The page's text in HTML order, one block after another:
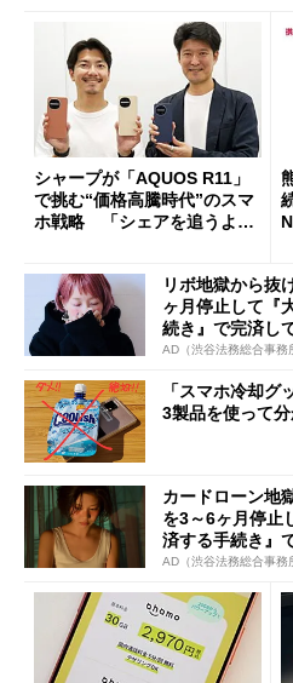
シャープが「AQUOS R11」
で挑む“価格高騰時代”のスマ
ホ戦略 「シェアを追うより
リボ地獄から抜
ヶ月停止して『
続き』で完済し
AD（渋谷法務総合事務
「スマホ冷却
3製品を使って
カードローン地
を3～6ヶ月停止
済する手続き』
AD（渋谷法務総合事務